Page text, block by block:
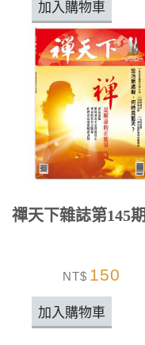
加入購物車
禪天下雜誌第145期
NT$ 150
加入購物車